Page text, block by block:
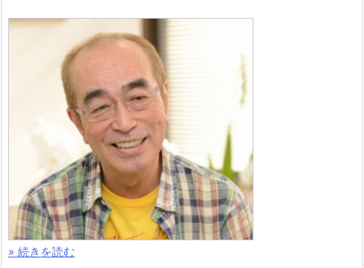
» 続きを読む